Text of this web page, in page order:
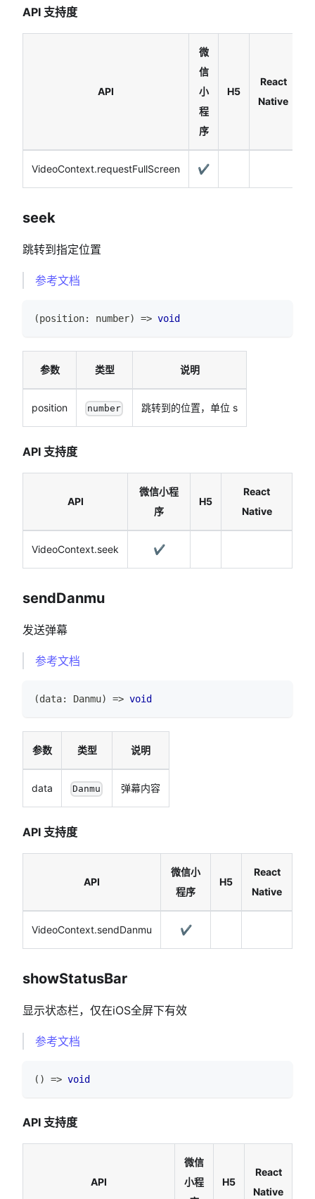
API 支持度
API
微
信
小
程
序
H5
React
Native
VideoContext.requestFullScreen ✔️
seek
跳转到指定位置
参考文档
(position: number) => void
参数 类型 说明
position number 跳转到的位置，单位 s
API 支持度
API
微信小程
序
H5
React
Native
VideoContext.seek ✔️
sendDanmu
发送弹幕
参考文档
(data: Danmu) => void
参数 类型 说明
data Danmu 弹幕内容
API 支持度
API
微信小
程序
H5
React
Native
VideoContext.sendDanmu ✔️
showStatusBar
显示状态栏，仅在iOS全屏下有效
参考文档
( ) => void
API 支持度
API
微信
小程
H5
React
Native